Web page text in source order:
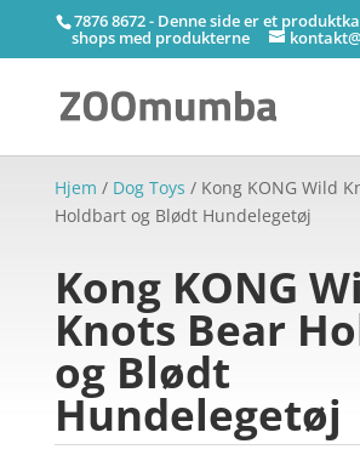
7876 8672 - Denne side er et
shops med produkterne
Hjem / Dog Toys / Kong KONG Wild
Holdbart og Blødt Hundelegetøj
Kong KONG
Knots Bear
og Blødt
Hundelegetøj